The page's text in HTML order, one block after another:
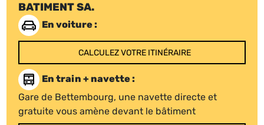
BATIMENT SA.
En voiture :
CALCULEZ VOTRE ITINÉRAIRE
En train + navette :
Gare de Bettembourg, une navette directe et
gratuite vous amène devant le bâtiment